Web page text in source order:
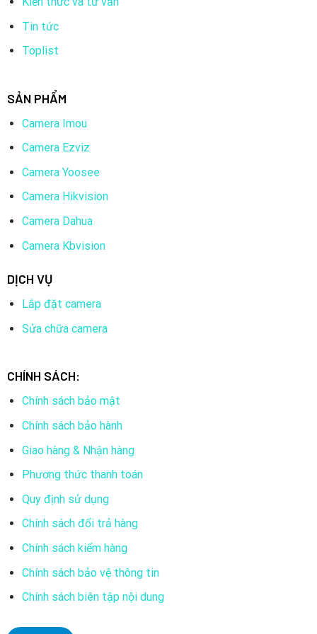
Nguồn camera: Số lượng 02
Balun: số lượng 4
Thông số kỹ thuật của
Camera Trong Nhà
Cảm biến ảnh CMOS 2MP
Ống kính 2.8/3.6mm
DWDR, vỏ kim loại
4 chuẩn tín hiệu TVI/AHD/CVI/CVBS, có nút chuyển
Tích hợp Mic, truyền âm thanh qua cáp đồng trục
Tiêu chuẩn IP67
Cảm biến ảnh CMOS 2MP
Tầm xa hồng ngoại 30m/ Tầm xa ánh sáng trắng: 20m
DWDR, vỏ kim loại
4 chuẩn tín hiệu TVI/AHD/CVI/CVBS, có nút chuyển
Tích hợp Mic, truyền âm thanh qua cáp đồng trục
Tin tức
Toplist
SẢN PHẨM
Camera Imou
Camera Ezviz
Camera Yoosee
Camera Hikvision
Camera Dahua
Camera Kbvision
DỊCH VỤ
Lắp đặt camera
Sửa chữa camera
CHÍNH SÁCH:
Chính sách bảo mật
Chính sách bảo hành
Giao hàng & Nhận hàng
Phương thức thanh toán
Quy định sử dụng
Chính sách đổi trả hàng
Chính sách kiểm hàng
Chính sách bảo vệ thông tin
Chính sách biên tập nội dung